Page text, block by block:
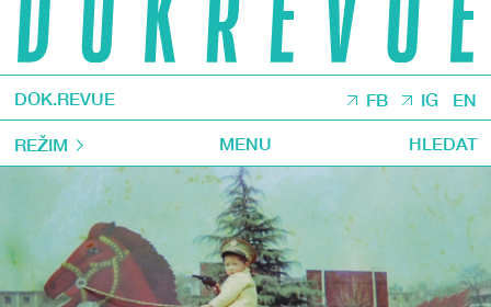
DOK.REVUE FB IG EN
REŽIM MENU HLEDAT